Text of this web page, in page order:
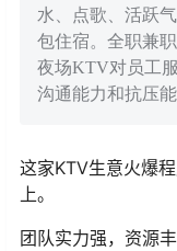
水、点歌、活跃
包住宿。全职兼
夜场KTV对员工
沟通能力和抗压
这家KTV生意火爆
上。
团队实力强，资源